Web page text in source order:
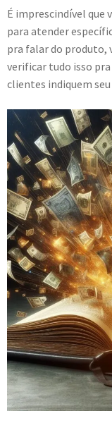
É imprescindível que
para atender
pra falar do produto,
verificar tudo isso pra
clientes indiquem